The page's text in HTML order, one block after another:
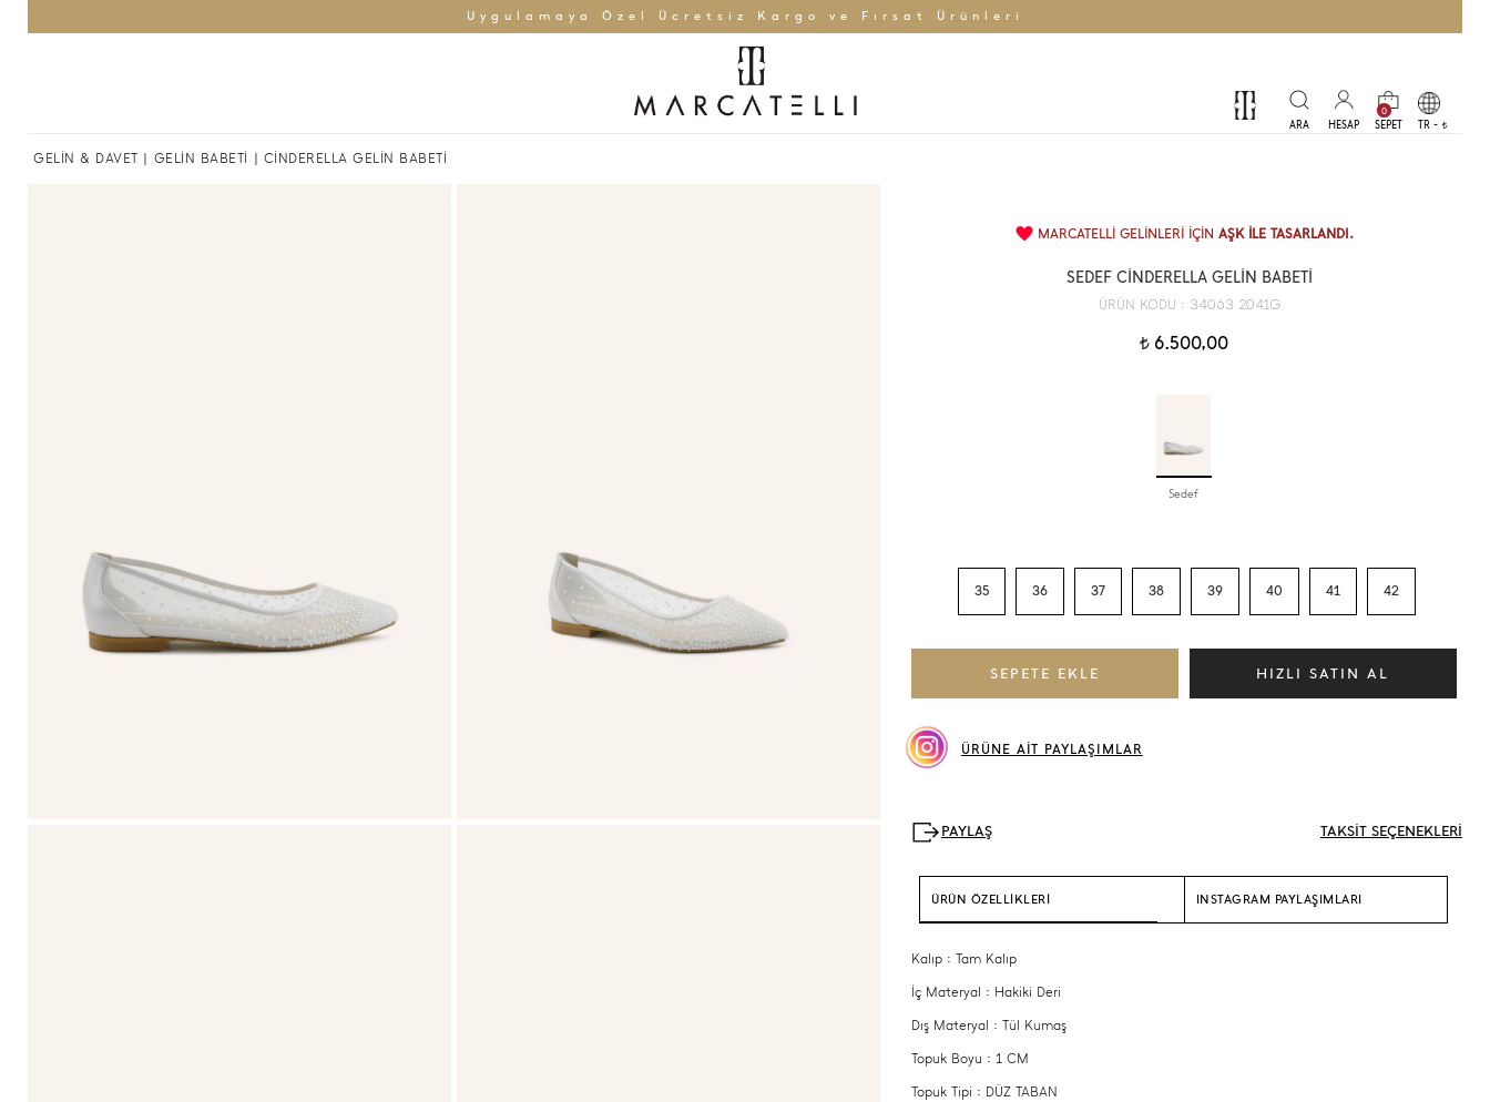
Uygulamaya Özel Ücretsiz Kargo ve Fırsat Ürünleri
0
TR - t
GELİN & DAVET GELİN BABETİ | CİNDERELLA GELİN BABETİ
MARCATELLİ GELİNLERİ İÇİNAŞK İLE TASARLANDI.
SEDEF CİNDERELLA GELİN BABETİ
ÜRÜN KODU : 34063 2041G
t6.500,00
Sedef
35 36 37 38 39 40 41 42
ÜRÜNE AİT PAYLAŞIMLAR
TAKSİT SEÇENEKLERİ
ÜRÜN ÖZELLİKLERİ INSTAGRAM PAYLAŞIMLARI
Kalıp : Tam Kalıp
İç Materyal : Hakiki Deri
Dış Materyal : Tül Kumaş
Topuk Boyu : 1 CM
Topuk Tipi : DÜZ TABAN